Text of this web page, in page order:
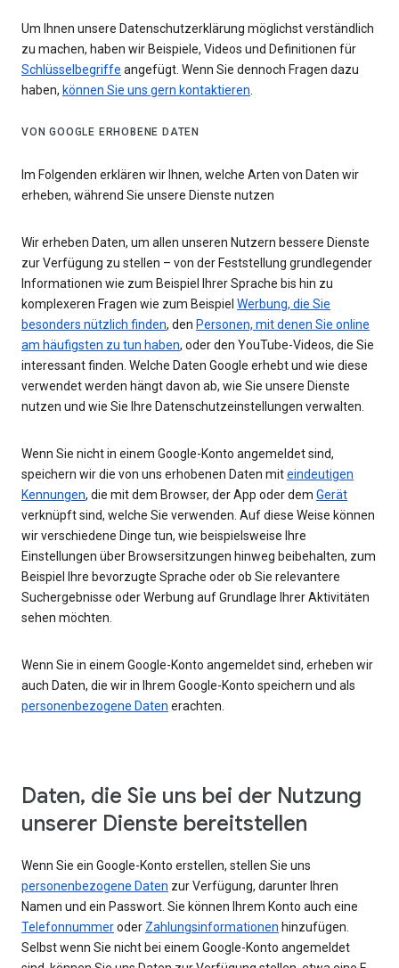
Um Ihnen unsere Datenschutzerklärung möglichst verständlich
zu machen, haben wir Beispiele, Videos und Definitionen für
Schlüsselbegriffe angefügt. Wenn Sie dennoch Fragen dazu
haben, können Sie uns gern kontaktieren.
VON GOOGLE ERHOBENE DATEN
Im Folgenden erklären wir Ihnen, welche Arten von Daten wir
erheben, während Sie unsere Dienste nutzen
Wir erheben Daten, um allen unseren Nutzern bessere Dienste
zur Verfügung zu stellen – von der Feststellung grundlegender
Informationen wie zum Beispiel Ihrer Sprache bis hin zu
komplexeren Fragen wie zum Beispiel Werbung, die Sie
besonders nützlich finden, den Personen, mit denen Sie online
am häufigsten zu tun haben, oder den YouTube-Videos, die Sie
interessant finden. Welche Daten Google erhebt und wie diese
verwendet werden hängt davon ab, wie Sie unsere Dienste
nutzen und wie Sie Ihre Datenschutzeinstellungen verwalten.
Wenn Sie nicht in einem Google-Konto angemeldet sind,
speichern wir die von uns erhobenen Daten miteindeutigen
Kennungen, die mit dem Browser, der App oder dem Gerät
verknüpft sind, welche Sie verwenden. Auf diese Weise können
wir verschiedene Dinge tun, wie beispielsweise Ihre
Einstellungen über Browsersitzungen hinweg beibehalten, zum
Beispiel Ihre bevorzugte Sprache oder ob Sie relevantere
Suchergebnisse oder Werbung auf Grundlage Ihrer Aktivitäten
sehen möchten.
Wenn Sie in einem Google-Konto angemeldet sind, erheben wir
auch Daten, die wir in Ihrem Google-Konto speichern und als
personenbezogene Daten erachten.
Daten, die Sie uns bei der Nutzung
unserer Dienste bereitstellen
Wenn Sie ein Google-Konto erstellen, stellen Sie uns
personenbezogene Daten zur Verfügung, darunter Ihren
Namen und ein Passwort. Sie können Ihrem Konto auch eine
Telefonnummeroder Zahlungsinformationen hinzufügen.
Selbst wenn Sie nicht bei einem Google-Konto angemeldet